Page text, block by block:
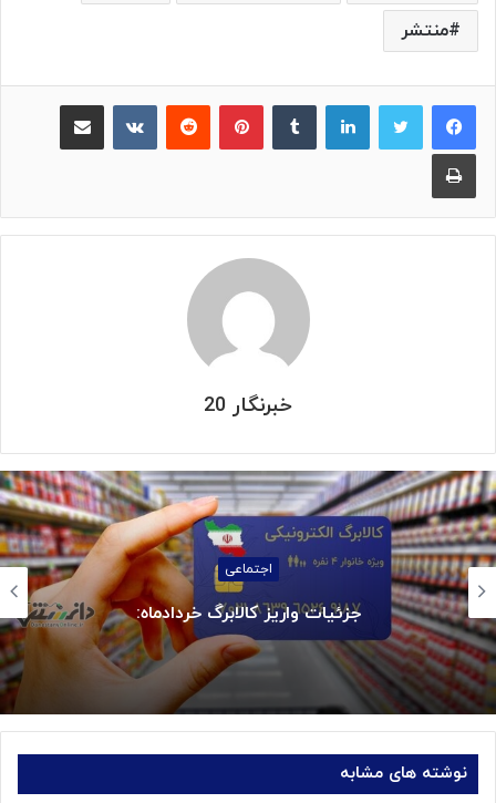
منتشر
لینکدین پینترست ‫رددیت
چاپ
خبرنگار 20
استانها
بازگشت سه سکوی پارس جنوبی به مدار تولید
نوشته های مشابه